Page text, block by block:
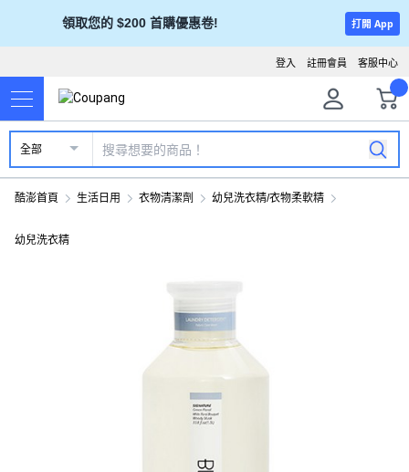
領取您的 $200 首購優惠卷! 打開 App
客服中心
註冊會員
登入
全部
酷澎首頁 生活日用 衣物清潔劑 幼兒洗衣精/衣物柔軟精
幼兒洗衣精